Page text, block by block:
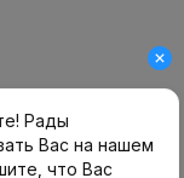
Полуботка, 52)